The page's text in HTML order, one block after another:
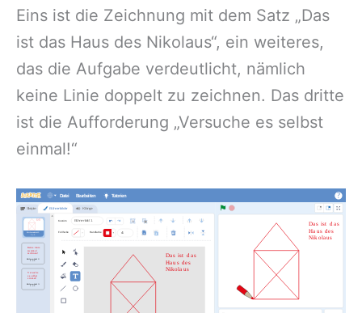
Eins ist die Zeichnung mit dem Satz „Das
ist das Haus des Nikolaus“, ein weiteres,
das die Aufgabe verdeutlicht, nämlich
keine Linie doppelt zu zeichnen. Das dritte
ist die Aufforderung „Versuche es selbst
einmal!“